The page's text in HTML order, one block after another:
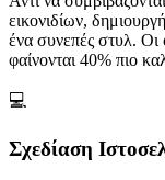
εικονιδίων,
ένα συνεπές στυλ. Οι
φαίνονται 40% πιο
💻
Σχεδίαση